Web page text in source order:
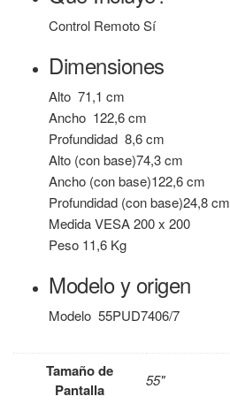
Control RemotoSí
Dimensiones
Alto 71,1 cm
Ancho 122,6 cm
Profundidad 8,6 cm
Alto (con base)74,3 cm
Ancho (con base)122,6 cm
Profundidad (con base)24,8 cm
Medida VESA200 x 200
Peso 11,6 Kg
Modelo y origen
Modelo 55PUD7406/7
Tamaño de
Pantalla
55"